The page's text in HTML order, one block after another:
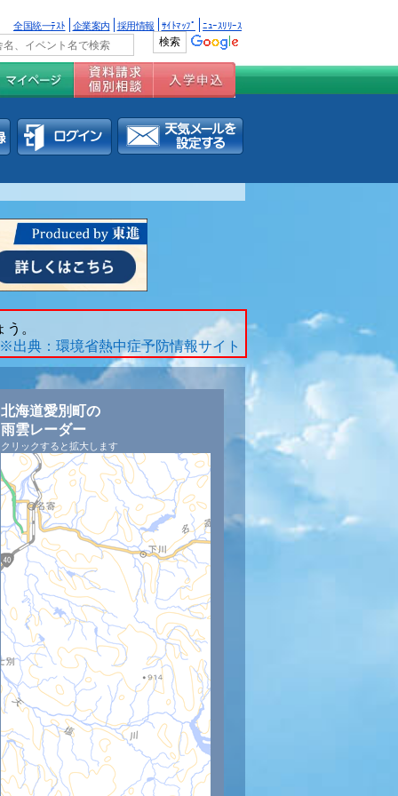
全国統一ﾃｽﾄ 企業案内 採用情報 ｻｲﾄﾏｯﾌﾟ ﾆｭｰｽﾘﾘｰｽ
。
※出典：環境省熱中症予防情報サイト
北海道愛別町の
雨雲レーダー
クリックすると拡大します